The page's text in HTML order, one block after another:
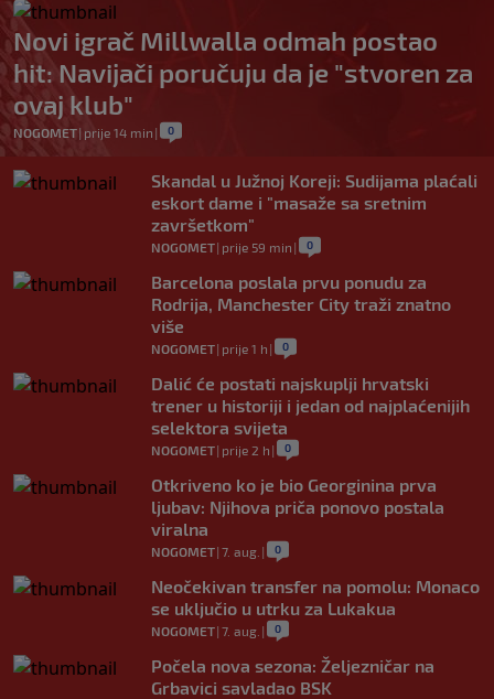
Novi igrač Millwalla odmah postao
hit: Navijači poručuju da je "stvoren za
ovaj klub"
NOGOMET| prije 14 min | 0
Skandal u Južnoj Koreji: Sudijama plaćali
eskort dame i "masaže sa sretnim
završetkom"
NOGOMET| prije 59 min | 0
Barcelona poslala prvu ponudu za
Rodrija, Manchester City traži znatno
više
NOGOMET| prije 1 h | 0
Dalić će postati najskuplji hrvatski
trener u historiji i jedan od najplaćenijih
selektora svijeta
NOGOMET| prije 2 h | 0
Otkriveno ko je bio Georginina prva
ljubav: Njihova priča ponovo postala
viralna
NOGOMET| 7. aug. | 0
Neočekivan transfer na pomolu: Monaco
se uključio u utrku za Lukakua
NOGOMET| 7. aug. | 0
Počela nova sezona: Željezničar na
Grbavici savladao BSK